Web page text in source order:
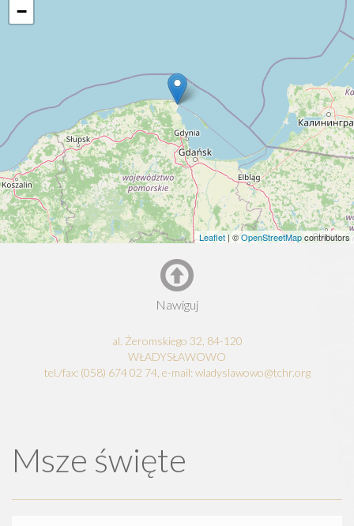
−
Leaflet | ©OpenStreetMapcontributors
Nawiguj
al. Żeromskiego 32, 84-120
WŁADYSŁAWOWO
tel./fax: (058) 674 02 74, e-mail: wladyslawowo@tchr.org
Msze święte